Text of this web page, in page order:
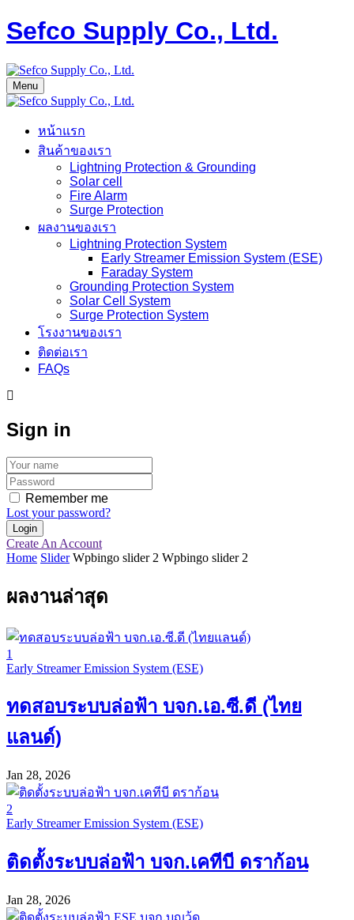
Sefco Supply Co., Ltd.
Menu
หน้าแรก
สินค้าของเรา
Lightning Protection & Grounding
Solar cell
Fire Alarm
Surge Protection
ผลงานของเรา
Lightning Protection System
Early Streamer Emission System (ESE)
Faraday System
Grounding Protection System
Solar Cell System
Surge Protection System
โรงงานของเรา
ติดต่อเรา
FAQs
Sign in
Remember me
Lost your password?
Create An Account
Home Slider Wpbingo slider 2 Wpbingo slider 2
ผลงานล่าสุด
1
Early Streamer Emission System (ESE)
ทดสอบระบบล่อฟ้า บจก.เอ.ซี.ดี (ไทย
แลนด์)
Jan 28, 2026
2
Early Streamer Emission System (ESE)
ติดตั้งระบบล่อฟ้า บจก.เคทีบี ดราก้อน
Jan 28, 2026